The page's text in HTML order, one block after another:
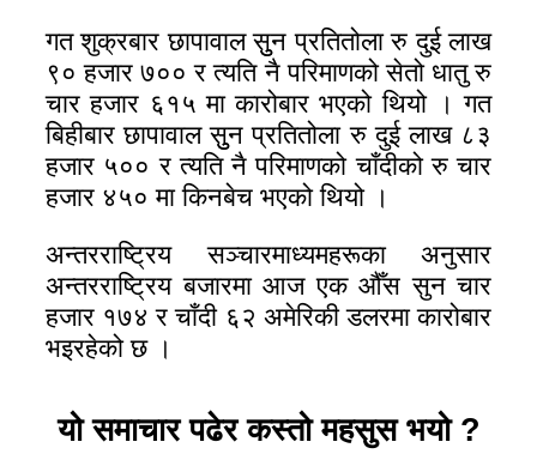
गत शुक्रबार छापावाल सुुन प्रतितोला रु दुई लाख
९० हजार ७०० र त्यति नै परिमाणको सेतो धातु रु
चार हजार ६१५ मा कारोबार भएको थियो । गत
बिहीबार छापावाल सुुन प्रतितोला रु दुई लाख ८३
हजार ५०० र त्यति नै परिमाणको चाँदीको रु चार
हजार ४५० मा किनबेच भएको थियो ।
अन्तरराष्ट्रिय सञ्चारमाध्यमहरूका अनुसार
अन्तरराष्ट्रिय बजारमा आज एक औँस सुन चार
हजार १७४ र चाँदी ६२ अमेरिकी डलरमा कारोबार
भइरहेको छ ।
यो समाचार पढेर कस्तो महसुस भयो ?